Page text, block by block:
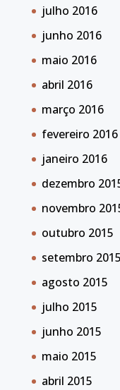
julho 2016
junho 2016
maio 2016
abril 2016
março 2016
fevereiro 2016
janeiro 2016
dezembro
novembro
outubro 2015
setembro 2015
agosto 2015
julho 2015
junho 2015
maio 2015
abril 2015